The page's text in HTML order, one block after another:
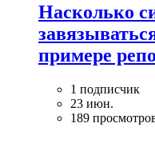
Насколько
примере
1 подписчик
23 июн.
189